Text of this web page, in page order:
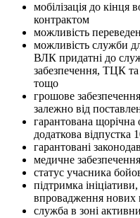
мобілізація до кінця
контрактом
можливість
можливість служби
ВЛК придатні до
забезпечення, ТЦК
тощо
грошове
залежно від
гарантована щорічна
додаткова відпустка
гарантовані
медичне забезпечення
статус учасника
підтримка
впровадження нових
служба в зоні